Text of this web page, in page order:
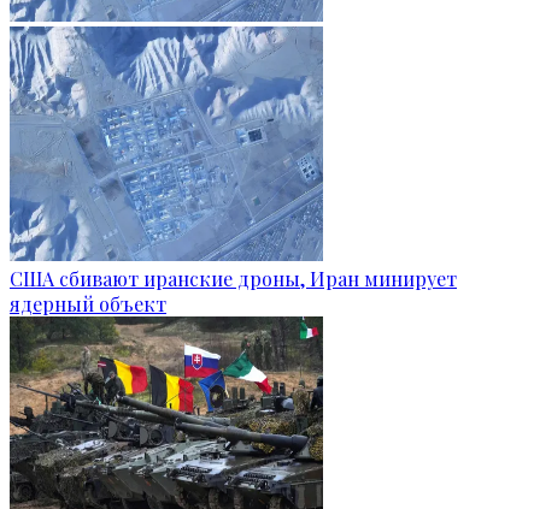
США сбивают иранские дроны, Иран минирует
ядерный объект